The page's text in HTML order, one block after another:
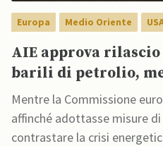
Europa Medio Oriente
AIE approva
barili di petrolio,
pressione su UE
concretamente” a
Mentre la Commissione
affinché adottasse misure
contrastare la crisi